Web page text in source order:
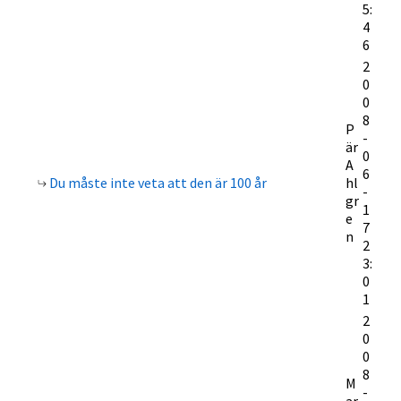
5:
4
6
Du måste inte veta att den är 100 år
P
är
A
hl
gr
e
n
2
0
0
8
-
0
6
-
1
7
2
3:
0
1
M
2
0
0
8
-